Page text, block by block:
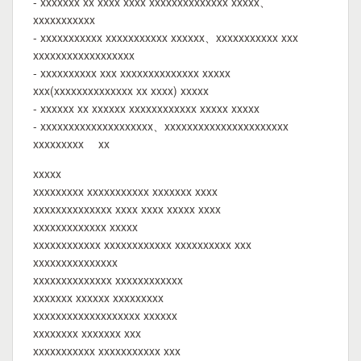
xxxxxxxxxxx
- xxxxxxxxxxx xxxxxxxxxxx xxxxxx、xxxxxxxxxxx xxx
xxxxxxxxxxxxxxxxxx
- xxxxxxxxxx xxx xxxxxxxxxxxxxx xxxxx
xxx(xxxxxxxxxxxxxx xx xxxx) xxxxx
- xxxxxx xx xxxxxx xxxxxxxxxxxx xxxxx xxxxx
- xxxxxxxxxxxxxxxxxxxx、xxxxxxxxxxxxxxxxxxxxxx
xxxxxxxxx xx
xxxxx
xxxxxxxxx xxxxxxxxxxx xxxxxxx xxxx
xxxxxxxxxxxxxx xxxx xxxx xxxxx xxxx
xxxxxxxxxxxxx xxxxx
xxxxxxxxxxxx xxxxxxxxxxxx xxxxxxxxxx xxx
xxxxxxxxxxxxxxx
xxxxxxxxxxxxxx xxxxxxxxxxxx
xxxxxxx xxxxxx xxxxxxxxx
xxxxxxxxxxxxxxxxxxx xxxxxx
xxxxxxxx xxxxxxx xxx
xxxxxxxxxxx xxxxxxxxxxx xxx